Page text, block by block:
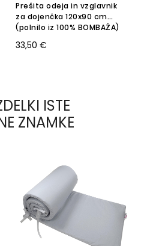
Prešita odeja in vzglavnik
za dojenčka 120x90 cm
(polnilo iz 100% BOMBAŽA)
33,50 €
ISTE
ZNAMKE